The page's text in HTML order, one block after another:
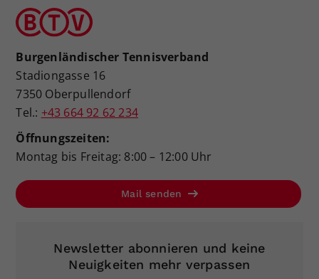
Burgenländischer Tennisverband
Stadiongasse 16
7350 Oberpullendorf
Tel.: +43 664 92 62 234
Öffnungszeiten:
Montag bis Freitag: 8:00 – 12:00 Uhr
Mail senden
Newsletter abonnieren und keine
Neuigkeiten mehr verpassen